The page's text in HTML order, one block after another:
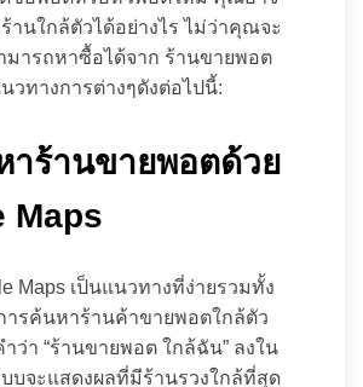
านใกล้ตัวได้อย่างไร ไม่ว่าคุณจะ
ารถหาซื้อได้จาก ร้านขายพอต
วทางการต่างๆดังต่อไปนี้:
าร้านขายพอตด้วย
Maps
Maps เป็นแนวทางที่ง่ายรวมทั้ง
ารค้นหาร้านค้าขายพอตใกล้ตัว
ว่า “ร้านขายพอต ใกล้ฉัน” ลงใน
บจะแสดงผลที่มีร้านรวงใกล้ที่สุด